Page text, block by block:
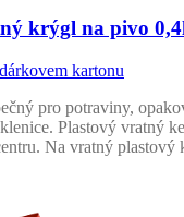
krýgl na pivo
kartonu
pro potraviny,
Plastový vratný
Na vratný